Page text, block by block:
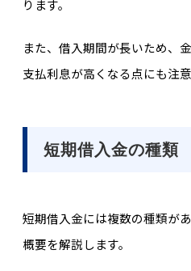
ります。
また、借入期間が長いため、
支払利息が高くなる点にも注意
短期借入金の種類
短期借入金には複数の種類が
概要を解説します。